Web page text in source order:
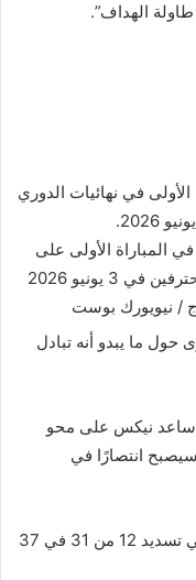
الهداف”.
جالين برونسون بعد فوز نيكس 105-95 في المباراة الأولى على
توتنهام في نهائيات الدوري الاميركي للمحترفين في 3 يونيو 2026
/ نيويورك بوست
ما يبدو أنه تبادل
ساعد نيكس على محو
سيصبح انتصارًا في
أنهى برونسون المباراة برصيد 30 نقطة في تسديد 12 من 31 في 37